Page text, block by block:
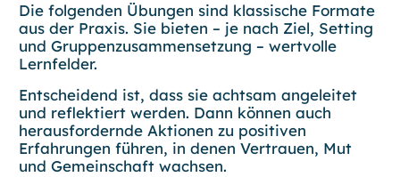
Die folgenden Übungen sind klassische Formate
aus der Praxis. Sie bieten – je nach Ziel, Setting
und Gruppenzusammensetzung – wertvolle
Lernfelder.
Entscheidend ist, dass sie achtsam angeleitet
und reflektiert werden. Dann können auch
herausfordernde Aktionen zu positiven
Erfahrungen führen, in denen Vertrauen, Mut
und Gemeinschaft wachsen.